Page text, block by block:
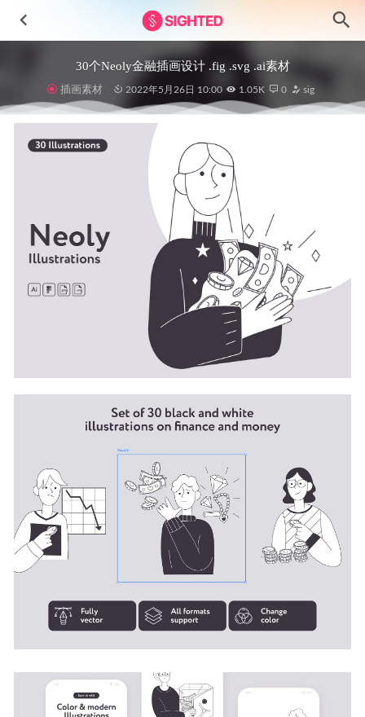
30个Neoly金融插画设计 .fig .svg .ai素材
插画素材 2022年5月26日 10:00 1.05K 0 sig
车友社交app ui设计 .fig素材
2021-11-19
NFT Marketplace数字藏品app ui设计 .fig .sketch .xd素材
网站后台订单页ui设计 .xd素材
2021-09-13
Leuphorie电商app ui设计 .sketch素材
2021-01-20
Osmium UI Kit 多用途UI设计模板库 .xd .fig .sketch素材